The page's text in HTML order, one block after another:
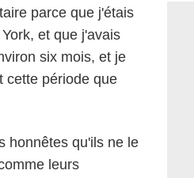
parce que j'étais
et que j'avais
six mois, et je
cette période que
honnêtes qu'ils ne le
leurs